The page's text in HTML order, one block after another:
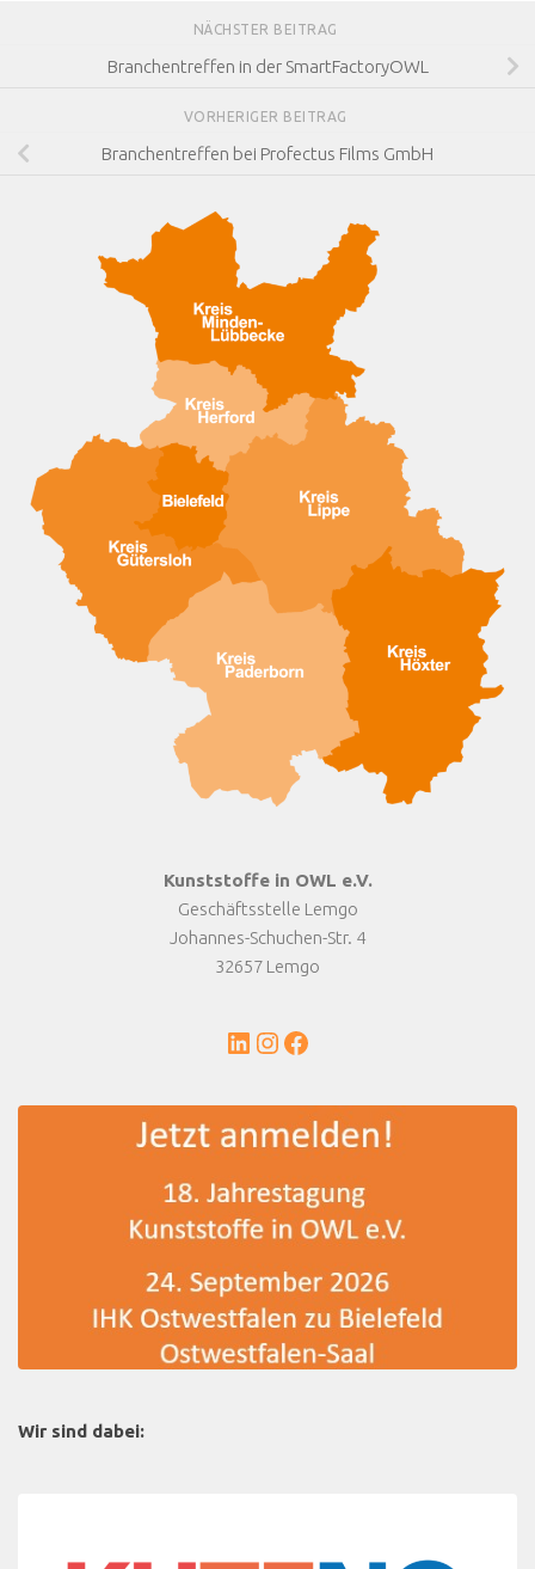
NÄCHSTER BEITRAG
Branchentreffen in der SmartFactoryOWL
VORHERIGER BEITRAG
Branchentreffen bei Profectus Films GmbH
Kunststoffe in OWL e.V.
Geschäftsstelle Lemgo
Johannes-Schuchen-Str. 4
32657 Lemgo
LinkedIn
Instagram
Facebook
Wir sind dabei: